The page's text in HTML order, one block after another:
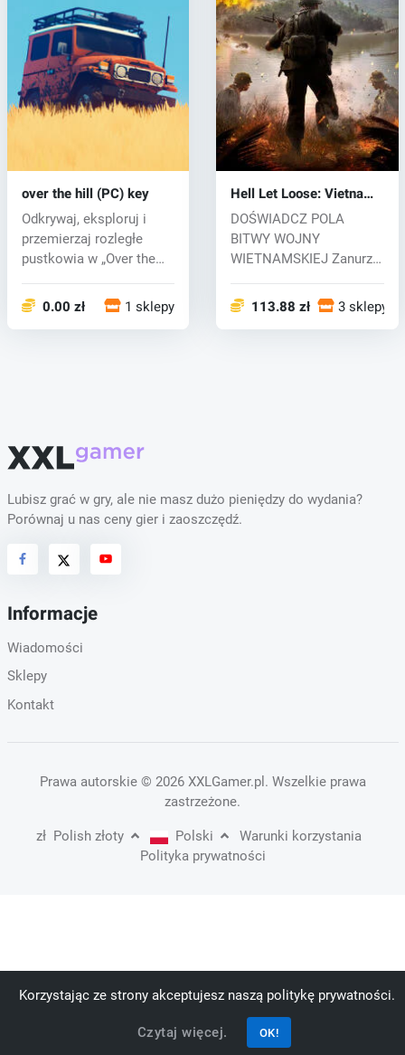
over the hill (PC) key
Odkrywaj, eksploruj i
przemierzaj rozległe
pustkowia w „Over the
0.00 zł 1 sklepy
Hell Let Loose: Vietnam
(PC) key
DOŚWIADCZ POLA
BITWY WOJNY
WIETNAMSKIEJ Zanurz
konflikcie...
113.88 zł 3 sklepy
Lubisz grać w gry, ale nie masz dużo pieniędzy do wydania?
Porównaj u nas ceny gier i zaoszczędź.
Informacje
Wiadomości
Sklepy
Kontakt
Prawa autorskie © 2026 XXLGamer.pl . Wszelkie prawa
zastrzeżone.
zł Polish złoty Polski
Warunki korzystania
Polityka prywatności
Korzystając ze strony akceptujesz naszą politykę prywatności.
Czytaj więcej. OK!